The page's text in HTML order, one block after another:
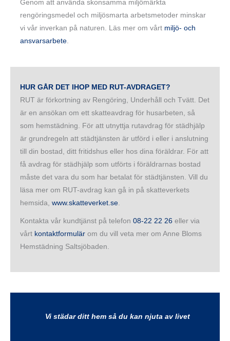
Genom att använda skonsamma miljömärkta
rengöringsmedel och miljösmarta arbetsmetoder minskar
vi vår inverkan på naturen. Läs mer om vårt miljö- och
ansvarsarbete.
HUR GÅR DET IHOP MED RUT-AVDRAGET?
RUT är förkortning av Rengöring, Underhåll och Tvätt. Det
är en ansökan om ett skatteavdrag för husarbeten, så
som hemstädning. För att utnyttja rutavdrag för städhjälp
är grundregeln att städtjänsten är utförd i eller i anslutning
till din bostad, ditt fritidshus eller hos dina föräldrar. För att
få avdrag för städhjälp som utförts i föräldrarnas bostad
måste det vara du som har betalat för städtjänsten. Vill du
läsa mer om RUT-avdrag kan gå in på skatteverkets
hemsida,www.skatteverket.se.
Kontakta vår kundtjänst på telefon08-22 22 26 eller via
vårt kontaktformulär om du vill veta mer om Anne Bloms
Hemstädning Saltsjöbaden.
Vi städar ditt hem så du kan njuta av livet